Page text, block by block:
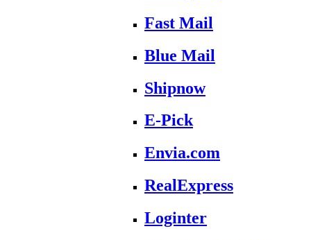
Fast Mail
Blue Mail
Shipnow
E-Pick
Envia.com
RealExpress
Loginter